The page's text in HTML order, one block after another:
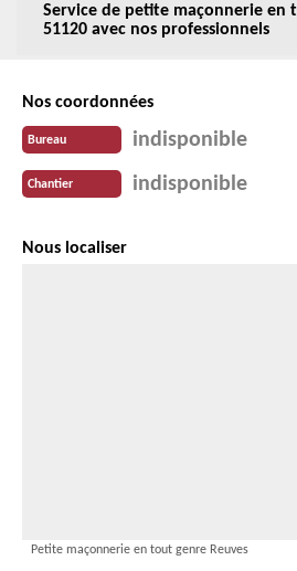
Service de petite maçonnerie en
51120 avec nos professionnels
Nos coordonnées
Bureau indisponible
Chantier indisponible
Nous localiser
Petite maçonnerie en tout genre Reuves